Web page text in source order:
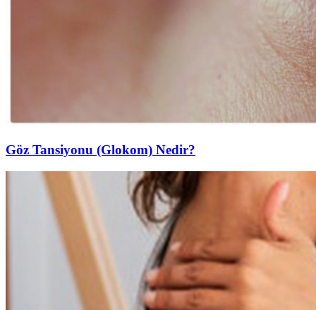
Göz Tansiyonu (Glokom) Nedir?